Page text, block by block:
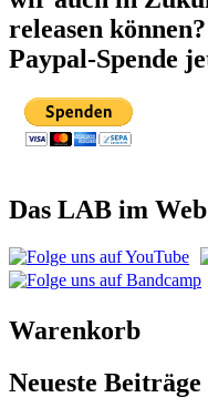
releasen
Paypal-Spende
Das LAB im Web
Warenkorb
Neueste Beiträge